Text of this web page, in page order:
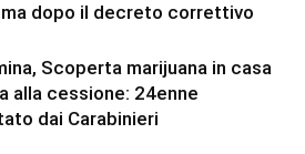
dopo il decreto correttivo
Scoperta marijuana in casa
alla cessione: 24enne
dai Carabinieri